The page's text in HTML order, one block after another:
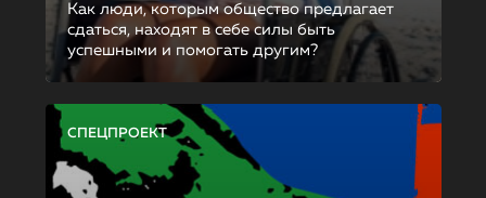
Как люди, которым общество предлагает
сдаться, находят в себе силы быть
успешными и помогать другим?
СПЕЦПРОЕКТ